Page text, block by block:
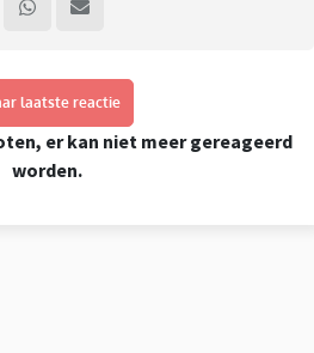
laatste reactie
er kan niet meer gereageerd
worden.